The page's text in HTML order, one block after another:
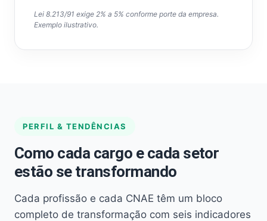
Lei 8.213/91 exige 2% a 5% conforme porte da empresa.
Exemplo ilustrativo.
PERFIL & TENDÊNCIAS
Como cada cargo e cada setor
estão se transformando
Cada profissão e cada CNAE têm um bloco
completo de transformação com seis indicadores